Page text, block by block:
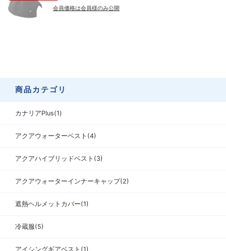
会員価格は会員様のみ公開
商品カテゴリ
カナリアPlus(1)
アクアウォーターベスト(4)
アクアハイブリッドベスト(3)
アクアウォーターインナーキャップ(2)
遮熱ヘルメットカバー(1)
冷蔵服(5)
アイシングギアベスト(1)